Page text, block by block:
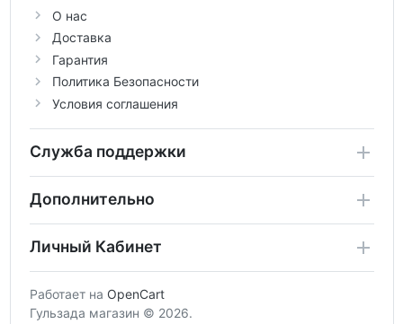
О нас
Доставка
Гарантия
Политика Безопасности
Условия соглашения
Служба поддержки
Дополнительно
Личный Кабинет
Работает на OpenCart
Гульзада магазин © 2026.